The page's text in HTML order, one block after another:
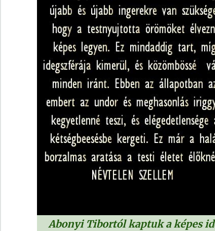
Abonyi Tibortól kaptuk a képes